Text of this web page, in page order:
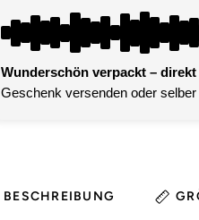
Wunderschön verpackt – direkt
Geschenk versenden oder
BESCHREIBUNG